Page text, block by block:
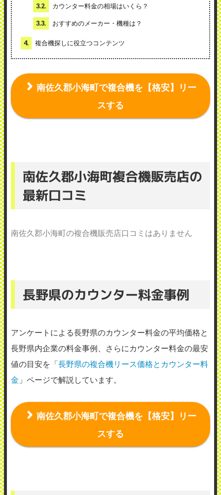
3.2. カウンター料金の相場はいくら？
3.3. おすすめのメーカー・機種は？
4. 複合機探しに役立つコンテンツ
南佐久郡小海町で複合機を【格安】リー
スする
南佐久郡小海町複合機販売店の
最新口コミ
南佐久郡小海町の複合機販売店口コミはありません
長野県のカウンター料金事例
アンケートによる長野県のカウンター料金の平均価格と
長野県内企業の料金事例、さらにカウンター料金の最安
値の目安を「長野県の複合機リース価格とカウンター料
金 」ページで解説しています。
南佐久郡小海町で複合機を【格安】リー
スする